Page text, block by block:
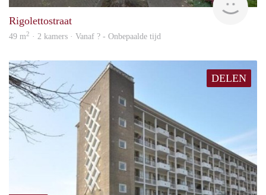
Rigolettostraat
49 m2 · 2 kamers · Vanaf ? - Onbepaalde tijd
DELEN